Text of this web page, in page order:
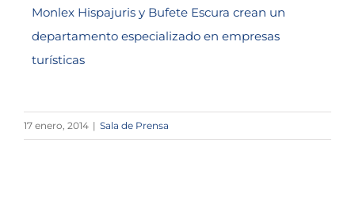
Monlex Hispajuris y Bufete Escura crean un
departamento especializado en empresas
turísticas
17 enero, 2014 | Sala de Prensa